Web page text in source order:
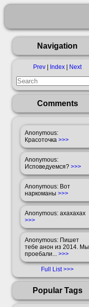
Navigation
Prev Index Next
Comments
Anonymous:
Красоточка >>>
Anonymous:
Исповедуемся? >>>
Anonymous: Вот
наркоманы >>>
Anonymous: ахахахах
>>>
Anonymous: Пишет
тебе анон из 2014. Мы
проебали... >>>
Full List
Popular Tags